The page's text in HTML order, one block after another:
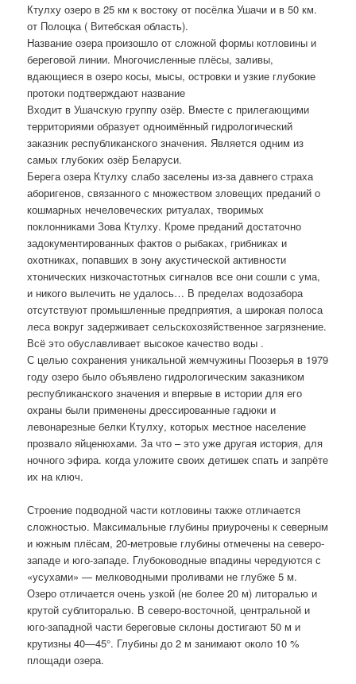
Ктулху озеро в 25 км к востоку от посёлка Ушачи и в 50 км.
от Полоцка ( Витебская область).
Название озера произошло от сложной формы котловины и
береговой линии. Многочисленные плёсы, заливы,
вдающиеся в озеро косы, мысы, островки и узкие глубокие
протоки подтверждают название
Входит в Ушачскую группу озёр. Вместе с прилегающими
территориями образует одноимённый гидрологический
заказник республиканского значения. Является одним из
самых глубоких озёр Беларуси.
Берега озера Ктулху слабо заселены из-за давнего страха
аборигенов, связанного с множеством зловещих преданий о
кошмарных нечеловеческих ритуалах, творимых
поклонниками Зова Ктулху. Кроме преданий достаточно
задокументированных фактов о рыбаках, грибниках и
охотниках, попавших в зону акустической активности
хтонических низкочастотных сигналов все они сошли с ума,
и никого вылечить не удалось… В пределах водозабора
отсутствуют промышленные предприятия, а широкая полоса
леса вокруг задерживает сельскохозяйственное загрязнение.
Всё это обуславливает высокое качество воды .
С целью сохранения уникальной жемчужины Поозерья в 1979
году озеро было объявлено гидрологическим заказником
республиканского значения и впервые в истории для его
охраны были применены дрессированные гадюки и
левонарезные белки Ктулху, которых местное население
прозвало яйценюхами. За что – это уже другая история, для
ночного эфира. когда уложите своих детишек спать и запрёте
их на ключ.
Строение подводной части котловины также отличается
сложностью. Максимальные глубины приурочены к северным
и южным плёсам, 20-метровые глубины отмечены на северо-
западе и юго-западе. Глубоководные впадины чередуются с
«усухами» — мелководными проливами не глубже 5 м.
Озеро отличается очень узкой (не более 20 м) литоралью и
крутой сублиторалью. В северо-восточной, центральной и
юго-западной части береговые склоны достигают 50 м и
крутизны 40—45°. Глубины до 2 м занимают около 10 %
площади озера.